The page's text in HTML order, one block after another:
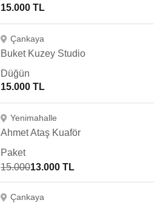
15.000 TL
Çankaya
Buket Kuzey Studio
Düğün
15.000 TL
Yenimahalle
Ahmet Ataş Kuaför
Paket
15.00013.000 TL
Çankaya